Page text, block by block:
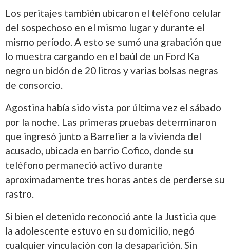
Los peritajes también ubicaron el teléfono celular
del sospechoso en el mismo lugar y durante el
mismo período. A esto se sumó una grabación que
lo muestra cargando en el baúl de un Ford Ka
negro un bidón de 20 litros y varias bolsas negras
de consorcio.
Agostina había sido vista por última vez el sábado
por la noche. Las primeras pruebas determinaron
que ingresó junto a Barrelier a la vivienda del
acusado, ubicada en barrio Cofico, donde su
teléfono permaneció activo durante
aproximadamente tres horas antes de perderse su
rastro.
Si bien el detenido reconoció ante la Justicia que
la adolescente estuvo en su domicilio, negó
cualquier vinculación con la desaparición. Sin